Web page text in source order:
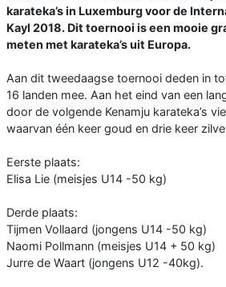
karateka’s in Luxemburg voor de
Kayl 2018. Dit toernooi is een mooie
meten met karateka’s uit Europa.
Aan dit tweedaagse toernooi deden in
16 landen mee. Aan het eind van een
door de volgende Kenamju karateka’s
waarvan één keer goud en drie keer
Eerste plaats:
Elisa Lie (meisjes U14 -50 kg)
Derde plaats:
Tijmen Vollaard (jongens U14 -50 kg)
Naomi Pollmann (meisjes U14 + 50 kg)
Jurre de Waart (jongens U12 -40kg).